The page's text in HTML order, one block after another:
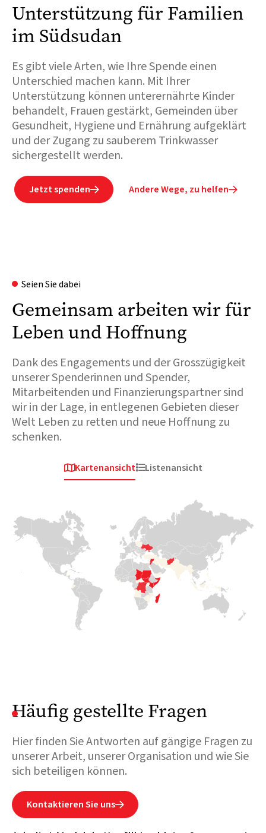
Unterstützung für Familien
im Südsudan
Es gibt viele Arten, wie Ihre Spende einen
Unterschied machen kann. Mit Ihrer
Unterstützung können unterernährte Kinder
behandelt, Frauen gestärkt, Gemeinden über
Gesundheit, Hygiene und Ernährung aufgeklärt
und der Zugang zu sauberem Trinkwasser
sichergestellt werden.
Jetzt spenden Andere Wege, zu helfen
Seien Sie dabei
Gemeinsam arbeiten wir für
Leben und Hoffnung
Dank des Engagements und der Grosszügigkeit
unserer Spenderinnen und Spender,
Mitarbeitenden und Finanzierungspartner sind
wir in der Lage, in entlegenen Gebieten dieser
Welt Leben zu retten und neue Hoffnung zu
schenken.
Der Tschad ist stark
betroffen von der
weltgrössten
Vertreibungskrise, die der
Konflikt im benachbarten
Sudan ausgelöst hat. Über
600 000 Menschen sind
über die Grenze geflohen.
Medair leistet vor Ort
wichtige WASH- und
Weiterlesen
Als 2022 der Konflikt
ausbrach und Millionen
von Familien um ihr
Leben rannten, war
Medair innerhalb weniger
Tage vor Ort, um sie mit
offenen Armen
aufzunehmen und ihnen
lebenswichtige Hilfe zu
leisten.
KartenansichtListenansicht
Häufig gestellte Fragen
Hier finden Sie Antworten auf gängige Fragen zu
unserer Arbeit, unserer Organisation und wie Sie
sich beteiligen können.
Kontaktieren Sie uns